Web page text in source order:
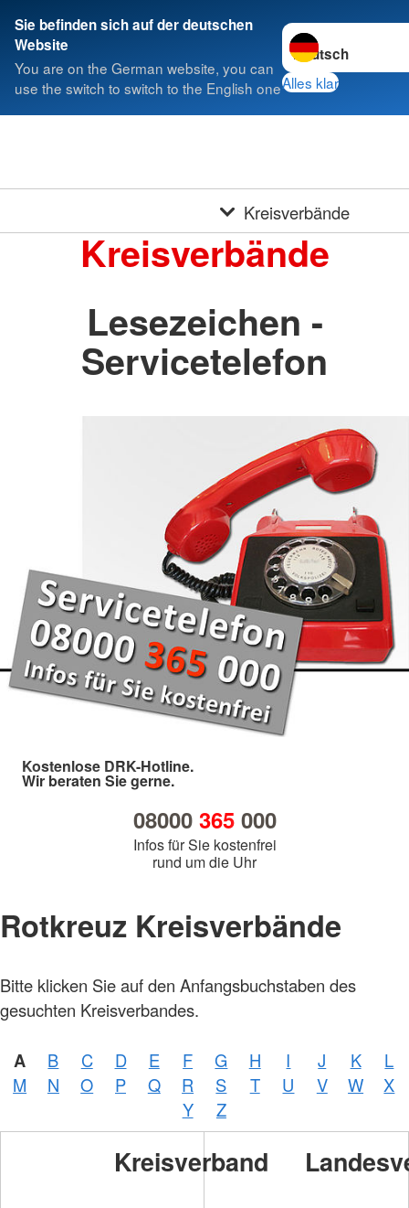
Sie befinden sich auf der deutschen
Website
You are on the German website, you can
use the switch to switch to the English one
Sprache wechseln
Alles klar
Kreisverbände
Kreisverbände
Lesezeichen -
Servicetelefon
Kostenlose DRK-Hotline.
Wir beraten Sie gerne.
08000 365000
Infos für Sie kostenfrei
rund um die Uhr
Rotkreuz Kreisverbände
Bitte klicken Sie auf den Anfangsbuchstaben des
gesuchten Kreisverbandes.
A B C D E F G H I J K
L
M
N O P Q R S T U V W
X
Y
Z
Kreisverband